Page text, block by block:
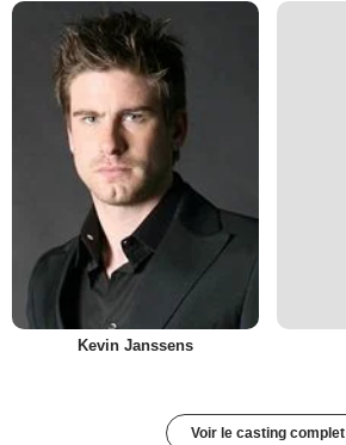
Kevin Janssens
Voir le casting complet